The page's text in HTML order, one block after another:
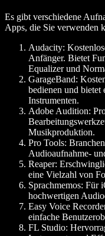
Es gibt verschiedene
Apps, die Sie verwenden
Audacity:
Anfänger. Bietet
Equalizer und
GarageBand:
bedienen und bietet
Instrumenten.
Adobe Audition:
Musikproduktion.
Pro Tools:
Audioaufnahme-
Reaper:
eine Vielzahl von
Sprachmemos: Für
hochwertigen
Easy Voice
einfache
FL Studio: